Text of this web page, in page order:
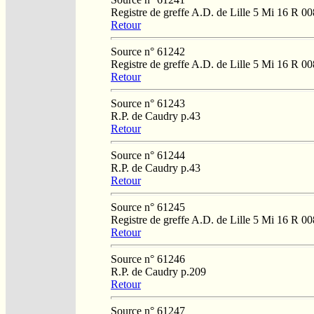
Registre de greffe A.D. de Lille 5 Mi 16 R
Retour
Source n° 61242
Registre de greffe A.D. de Lille 5 Mi 16 R
Retour
Source n° 61243
R.P. de Caudry p.43
Retour
Source n° 61244
R.P. de Caudry p.43
Retour
Source n° 61245
Registre de greffe A.D. de Lille 5 Mi 16 R
Retour
Source n° 61246
R.P. de Caudry p.209
Retour
Source n° 61247